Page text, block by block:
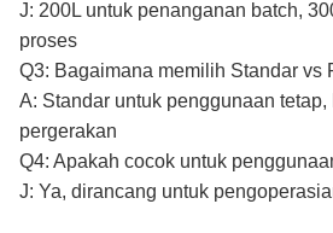
J: 200L untuk penanganan batch,
proses
Q3: Bagaimana memilih Standar vs
A: Standar untuk penggunaan
pergerakan
Q4: Apakah cocok untuk
J: Ya, dirancang untuk